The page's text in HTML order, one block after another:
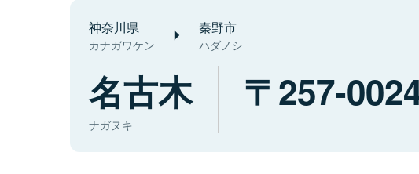
神奈川県
カナガワケン
秦野市
ハダノシ
名古木
ナガヌキ
257-